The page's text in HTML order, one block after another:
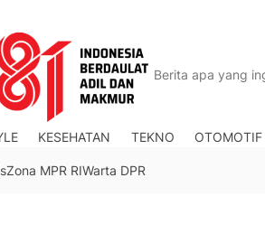
KESEHATAN TEKNO OTOMOTIF
Zona MPR RIWarta DPR